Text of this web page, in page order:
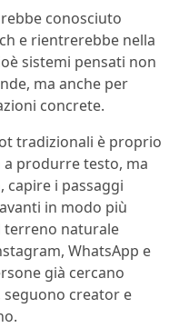
conosciuto
e rientrerebbe nella
sistemi pensati non
ma anche per
concrete.
tradizionali è proprio
a produrre testo, ma
i passaggi
in modo più
terreno naturale
WhatsApp e
già cercano
creator e